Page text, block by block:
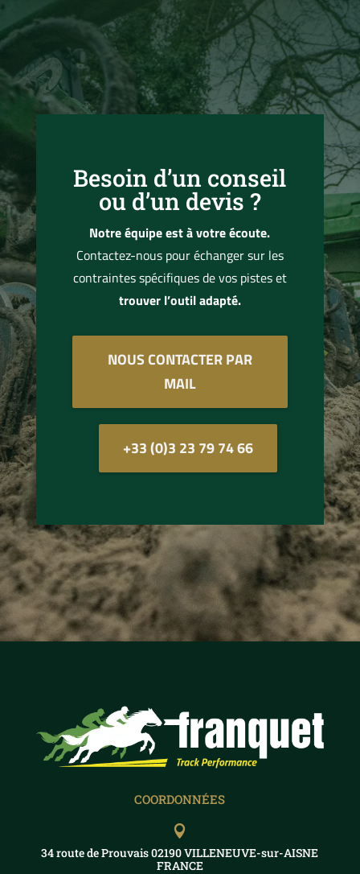
Besoin d’un conseil
ou d’un devis ?
Notre équipe est à votre écoute.
Contactez-nous pour échanger sur les
contraintes spécifiques de vos pistes et
trouver l’outil adapté.
NOUS CONTACTER PAR
MAIL
+33 (0)3 23 79 74 66
COORDONNÉES

34 route de Prouvais 02190 VILLENEUVE-sur-AISNE
FRANCE